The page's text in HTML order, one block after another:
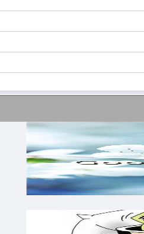
，你好!
，你就给我回个小红包吧，支
心情，总结自己的经历，成长
真。有期待的生活是快乐的，
，我许下愿望，让2020永远珍